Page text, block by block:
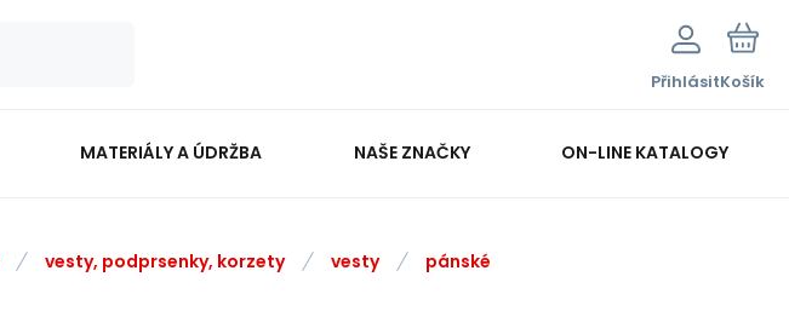
PřihlásitKošík
MATERIÁLY A ÚDRŽBA NAŠE ZNAČKY ON-LINE KATALOGY
vesty, podprsenky, korzety vesty
pánské